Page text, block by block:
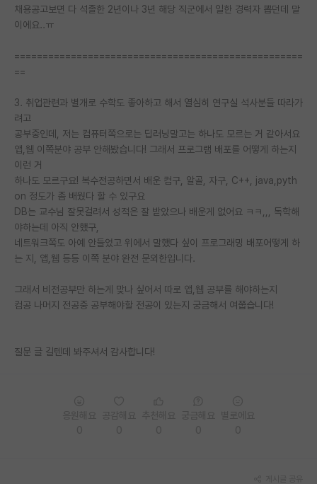
반도체/AI 게시판
커리어
유학교육
이벤트
반도체 아카데미
재팬라운지 🌸
채용공고보면 다 석졸한 2년이나 3년 해당 직군에서 일한 경력자 뽑던데 말
이에요..ㅠ
===================================================
==
3. 취업관련과 별개로 수학도 좋아하고 해서 열심히 연구실 석사분들 따라가
려고
공부중인데, 저는 컴퓨터쪽으로는 딥러닝말고는 하나도 모르는 거 같아서요
앱,웹 이쪽분야 공부 안해봤습니다! 그래서 프로그램 배포를 어떻게 하는지
이런 거
하나도 모르구요! 복수전공하면서 배운 컴구, 알골, 자구, C++, java,pyth
on 정도가 좀 배웠다 할 수 있구요
DB는 교수님 잘못걸려서 성적은 잘 받았으나 배운게 없어요 ㅋㅋ,,, 독학해
야하는데 아직 안했구,
네트워크쪽도 아예 안들었고 위에서 말했다 싶이 프로그래밍 배포어떻게 하
는 지, 앱,웹 등등 이쪽 분야 완전 문외한입니다.
그래서 비전공부만 하는게 맞나 싶어서 따로 앱,웹 공부를 해야하는지
컴공 나머지 전공중 공부해야할 전공이 있는지 궁금해서 여쭙습니다!
질문 글 길텐데 봐주셔서 감사합니다!